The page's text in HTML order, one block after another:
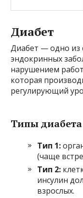
Диабет
Диабет — одно из
эндокринных
нарушением
которая
регулирующий
Типы диабета
Тип 1:
(чаще
Тип 2:
инсулин
взрослых.